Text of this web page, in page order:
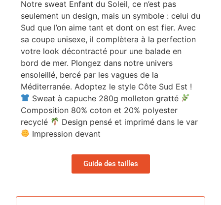
Notre sweat Enfant du Soleil, ce n’est pas
seulement un design, mais un symbole : celui du
Sud que l’on aime tant et dont on est fier. Avec
sa coupe unisexe, il complètera à la perfection
votre look décontracté pour une balade en
bord de mer. Plongez dans notre univers
ensoleillé, bercé par les vagues de la
Méditerranée. Adoptez le style Côte Sud Est !
Sweat à capuche 280g molleton gratté
Composition 80% coton et 20% polyester
recyclé
Design pensé et imprimé dans le var
Impression devant
Guide des tailles